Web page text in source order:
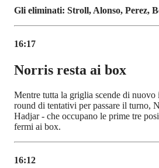
Gli eliminati: Stroll, Alonso, Perez,
16:17
Norris resta ai box
Mentre tutta la griglia scende di nuovo
round di tentativi per passare il turno,
Hadjar - che occupano le prime tre
fermi ai box.
16:12